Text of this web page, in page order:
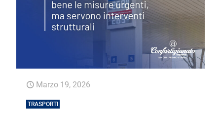
Marzo 19, 2026
TRASPORTI